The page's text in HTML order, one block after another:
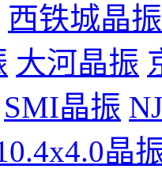
西铁城晶振
大河晶振
SMI晶振
晶